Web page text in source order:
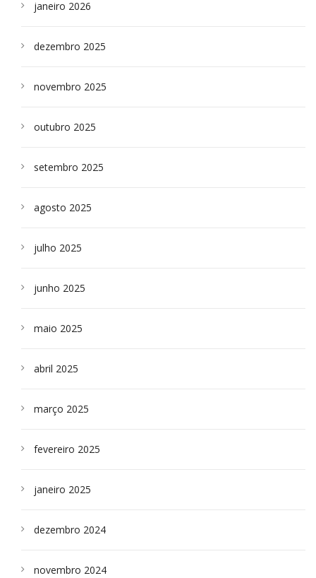
janeiro 2026
dezembro 2025
novembro 2025
outubro 2025
setembro 2025
agosto 2025
julho 2025
junho 2025
maio 2025
abril 2025
março 2025
fevereiro 2025
janeiro 2025
dezembro 2024
novembro 2024